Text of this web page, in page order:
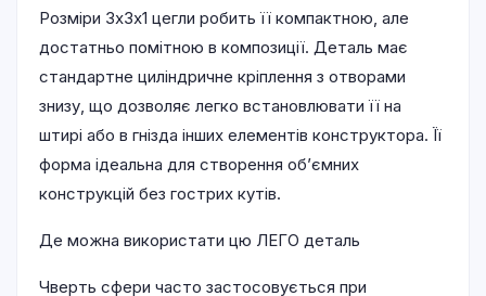
Розміри 3х3х1 цегли робить її компактною, але
достатньо помітною в композиції. Деталь має
стандартне циліндричне кріплення з отворами
знизу, що дозволяє легко встановлювати її на
штирі або в гнізда інших елементів конструктора. Її
форма ідеальна для створення об’ємних
конструкцій без гострих кутів.
Де можна використати цю ЛЕГО деталь
Чверть сфери часто застосовується при